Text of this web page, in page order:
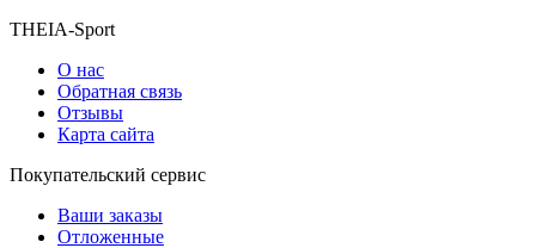
THEIA-Sport
О нас
Обратная связь
Отзывы
Карта сайта
Покупательский сервис
Ваши заказы
Отложенные